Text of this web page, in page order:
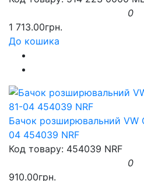
0
1 713.00грн.
До кошика
Бачок розширювальний VW
04 454039 NRF
Код товару: 454039 NRF
0
910.00грн.